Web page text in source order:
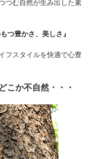
つむ自然が生み出した素
つ豊かさ、美しさ』
フスタイルを快適で心豊
こか不自然・・・